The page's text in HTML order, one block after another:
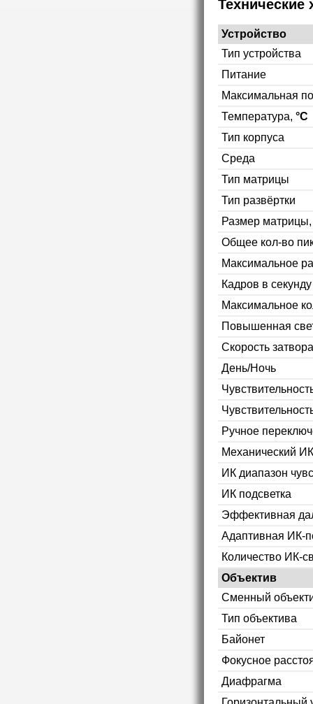
Технические
Устройство
Тип устройства
Питание
Максимальная
Температура, °C
Тип корпуса
Среда
Тип матрицы
Тип развёртки
Размер
Общее кол-во
Максимальное
Кадров в
Максимальное
Повышенная
Скорость
День/Ночь
Ручное
Механический
ИК диапазон
ИК подсветка
Эффективная
Адаптивная ИК-
Количество ИК-
Объектив
Сменный
Тип объектива
Байонет
Фокусное
Диафрагма